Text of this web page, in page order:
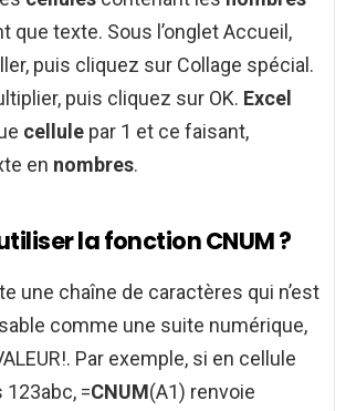
que texte. Sous l’onglet Accueil,
puis cliquez sur Collage spécial.
puis cliquez sur OK. Excel
cellule par 1 et ce faisant,
en nombres.
la fonction CNUM ?
une chaîne de caractères qui n’est
comme une suite numérique,
Par exemple, si en cellule
=CNUM(A1) renvoie